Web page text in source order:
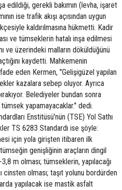
edildiği, gerekli bakımın (levha, işaret
ise trafik akışı açısından uygun
kaldırılmasına hükmetti. Kadir
ve tümseklerin hatalı inşa edilmesi
ve üzerindeki malların döküldüğünü
kaydetti. Mahkemenin
eden Kermen, "Gelişigüzel yapılan
kazalara sebep oluyor. Ayrıca
Belediyeler bundan sonra
yapamayacaklar." dedi.
Enstitüsü'nün (TSE) Yol Sathı
TS 6283 Standardı ise şöyle:
için yola girişten itibaren ilk
genişliğinin araçların dingil
m olması; tümseklerin, yapılacağı
cinsten olması; taşıt yolunu bordürden
yapılacak ise mastik asfalt